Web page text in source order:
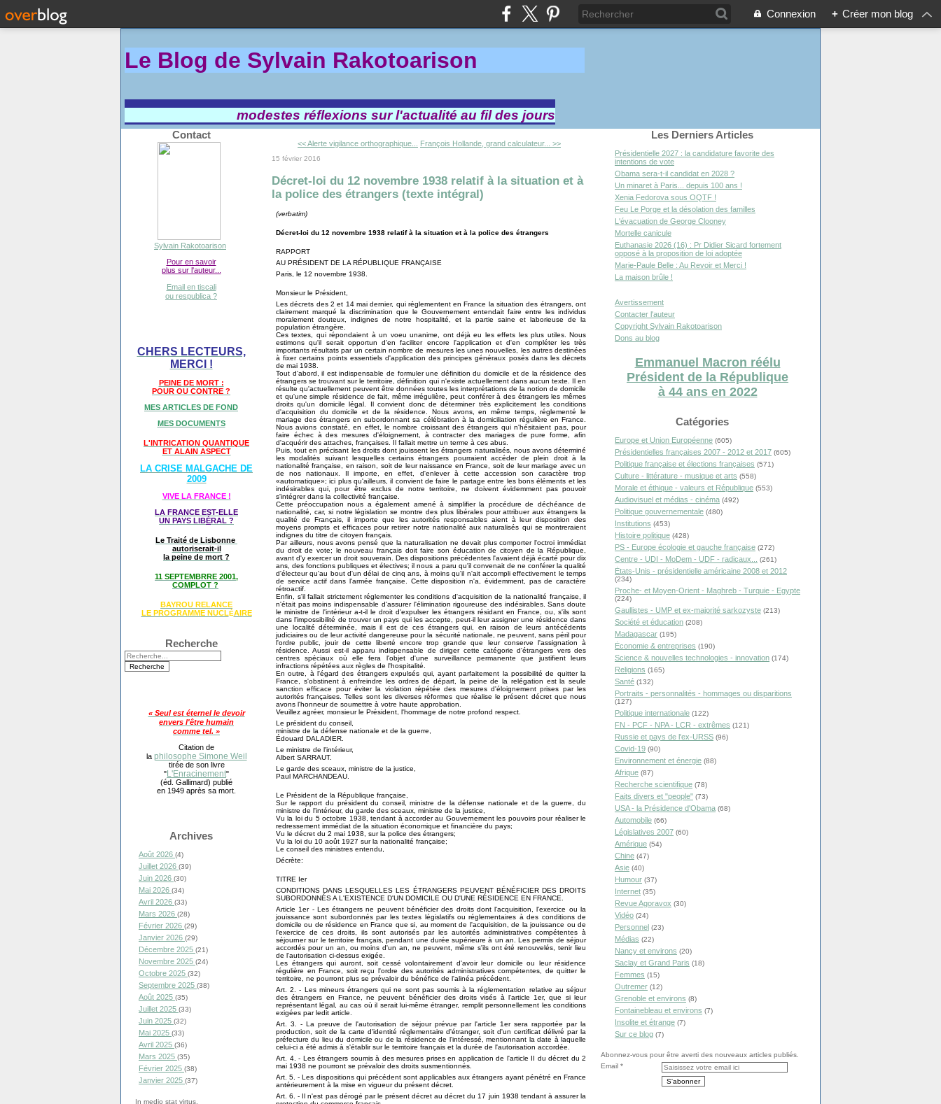
Connexion + Créer mon blog
Le Blog de Sylvain Rakotoarison
modestes réflexions sur l'actualité au fil des jours
Contact
Sylvain Rakotoarison
Pour en savoir
plus sur l'auteur...
Email en tiscali
ou respublica ?
CHERS LECTEURS,
MERCI !
PEINE DE MORT :
POUR OU CONTRE ?
MES ARTICLES DE FOND
MES DOCUMENTS
L'INTRICATION QUANTIQUE
ET ALAIN ASPECT
LA CRISE MALGACHE DE
2009
VIVE LA FRANCE !
LA FRANCE EST-ELLE
UN PAYS LIBÉRAL ?
Le Traité de Lisbonne
autoriserait-il
la peine de mort ?
11 SEPTEMBRRE 2001,
COMPLOT ?
BAYROU RELANCE
LE PROGRAMME NUCLÉAIRE
Recherche
« Seul est éternel le devoir
envers l'être humain
comme tel. »
Citation de
la philosophe Simone Weil
tirée de son livre
"L'Enracinement"
(éd. Gallimard) publié
en 1949 après sa mort.
Archives
Août 2026 (4)
Juillet 2026 (39)
Juin 2026 (30)
Mai 2026 (34)
Avril 2026 (33)
Mars 2026 (28)
Février 2026 (29)
Janvier 2026 (29)
Décembre 2025 (21)
Novembre 2025 (24)
Octobre 2025 (32)
Septembre 2025 (38)
Août 2025 (35)
Juillet 2025 (33)
Juin 2025 (32)
Mai 2025 (33)
Avril 2025 (36)
Mars 2025 (35)
Février 2025 (38)
Janvier 2025 (37)
In medio stat virtus.
<< Alerte vigilance orthographique... François Hollande, grand calculateur... >>
15 février 2016
Décret-loi du 12 novembre 1938 relatif à la situation et à
la police des étrangers (texte intégral)
(verbatim)
Décret-loi du 12 novembre 1938 relatif à la situation et à la police des étrangers
RAPPORT
AU PRÉSIDENT DE LA RÉPUBLIQUE FRANÇAISE
Paris, le 12 novembre 1938.
Monsieur le Président,
Les décrets des 2 et 14 mai dernier, qui réglementent en France la situation des étrangers, ont
clairement marqué la discrimination que le Gouvernement entendait faire entre les individus
moralement douteux, indignes de notre hospita­lité, et la partie saine et laborieuse de la
population étrangère.
Ces textes, qui répondaient à un voeu unanime, ont déjà eu les effets les plus utiles. Nous
estimons qu'il serait opportun d'en faciliter encore l'application et d'en compléter les très
importants résultats par un certain nombre de mesures les unes nouvelles, les autres destinées
à fixer certains points essentiels d'application des principes généraux posés dans les décrets
de mai 1938.
Tout d'abord, il est indispensable de formuler une définition du domicile et de la résidence des
étrangers se trouvant sur le territoire, définition qui n'existe actuellement dans aucun texte. Il en
résulte qu'actuellement peuvent être données toutes les interprétations de la notion de domicile
et qu'une simple résidence de fait, même irrégulière, peut conférer à des étrangers les mêmes
droits qu'un domicile légal. Il convient donc de déterminer très explicitement les conditions
d'acquisition du domicile et de la résidence. Nous avons, en même temps, réglementé le
mariage des étrangers en subordonnant sa célébration à la domiciliation régulière en France.
Nous avions constaté, en effet, le nombre croissant des étrangers qui n'hésitaient pas, pour
faire échec à des mesures d'éloignement, à contracter des mariages de pure forme, afin
d'acquérir des attaches, françaises. Il fallait mettre un terme à ces abus.
Puis, tout en précisant les droits dont jouissent les étrangers naturalisés, nous avons déterminé
les modalités suivant lesquelles certains étrangers pourraient accéder de plein droit à la
nationalité française, en raison, soit de leur naissance en France, soit de leur mariage avec un
de nos nationaux. Il importe, en effet, d'enlever à cette accession son caractère trop
«automatique»; ici plus qu'ailleurs, il convient de faire le partage entre les bons éléments et les
indésirables qui, pour être exclus de notre territoire, ne doivent évidemment pas pouvoir
s'intégrer dans la collecti­vité française.
Cette préoccupation nous a également amené à simplifier la procédure de déchéance de
nationalité, car, si notre législation se montre des plus libérales pour attribuer aux étrangers la
qualité de Français, il importe que les autorités responsables aient à leur disposition des
moyens prompts et efficaces pour retirer notre nationalité aux naturalisés qui se montreraient
indignes du titre de citoyen français.
Par ailleurs, nous avons pensé que la naturalisation ne devait plus comporter l'octroi immédiat
du droit de vote; le nouveau français doit faire son éducation de citoyen de la République,
avant d'y exercer un droit souverain. Des dispositions précédentes l'avaient déjà écarté pour dix
ans, des fonctions publiques et électives; il nous a paru qu'il convenait de ne conférer la qualité
d'électeur qu'au bout d'un délai de cinq ans, à moins qu'il n'ait accompli effectivement le temps
de service actif dans l'armée française. Cette disposition n'a, évidemment, pas de caractère
rétroactif.
Enfin, s'il fallait strictement réglementer les conditions d'acquisition de la nationalité française, il
n'était pas moins indispensable d'assurer l'élimination rigoureuse des indésirables. Sans doute
le ministre de l'intérieur a-t-il le droit d'expulser les étrangers résidant en France, ou, s'ils sont
dans l'impossibilité de trouver un pays qui les accepte, peut­-il leur assigner une résidence dans
une localité déterminée, mais il est de ces étrangers qui, en raison de leurs antécédents
judiciaires ou de leur activité dangereuse pour la sécurité nationale, ne peuvent, sans péril pour
l'ordre public, jouir de cette liberté encore trop grande que leur conserve l'assignation à
résidence. Aussi est-il apparu indispensable de diriger cette catégorie d'étrangers vers des
centres spéciaux où elle fera l'objet d'une surveillance permanente que justifient leurs
infractions répétées aux règles de l'hospitalité.
En outre, à l'égard des étrangers expulsés qui, ayant parfaitement la possibilité de quitter la
France, s'obstinent à enfreindre les ordres de départ, la peine de la relégation est la seule
sanction efficace pour éviter la violation répétée des mesures d'éloignement prises par les
autorités françaises. Telles sont les diverses réformes que réalise le présent décret que nous
avons l'honneur de soumettre à votre haute approbation.
Veuillez agréer, monsieur le Président, l'hommage de notre profond respect.
Le président du conseil,
ministre de la défense nationale et de la guerre,
Édouard DALADIER.
Le ministre de l'intérieur,
Albert SARRAUT.
Le garde des sceaux, ministre de la justice,
Paul MARCHANDEAU.
Le Président de la République française,
Sur le rapport du président du conseil, ministre de la défense nationale et de la guerre, du
ministre de l'intérieur, du garde des sceaux, ministre de la justice,
Vu la loi du 5 octobre 1938, tendant à accorder au Gouvernement les pouvoirs pour réaliser le
redressement immédiat de la situation économique et financière du pays;
Vu le décret du 2 mai 1938, sur la police des étrangers;
Vu la loi du 10 août 1927 sur la nationalité française;
Le conseil des ministres entendu,
Décrète:
TITRE Ier
CONDITIONS DANS LESQUELLES LES ÉTRANGERS PEUVENT BÉNÉFICIER DES DROITS
SUBORDONNÉS A L'EXISTENCE D'UN DOMICILE OU D'UNE RÉSIDENCE EN FRANCE.
Article 1er - Les étrangers ne peuvent bénéficier des droits dont l'acquisition, l'exercice ou la
jouissance sont subordonnés par les textes législatifs ou réglementaires à des conditions de
domicile ou de résidence en France que si, au moment de l'acquisition, de la jouissance ou de
l'exercice de ces droits, ils sont autorisés par les autorités administratives compétentes à
séjourner sur le territoire français, pendant une durée supérieure à un an. Les permis de séjour
accordés pour un an, ou moins d'un an, ne peuvent, même s'ils ont été renouvelés, tenir lieu
de l'autorisation ci-dessus exigée.
Les étrangers qui auront, soit cessé volontairement d'avoir leur domicile ou leur résidence
régulière en France, soit reçu l'ordre des autorités administratives compétentes, de quitter le
territoire, ne pourront plus se prévaloir du bénéfice de l'alinéa précédent.
Art. 2. - Les mineurs étrangers qui ne sont pas soumis à la réglementation relative au séjour
des étrangers en France, ne peuvent bénéficier des droits visés à l'article 1er, que si leur
représentant légal, au cas où il serait lui-même étranger, remplit personnellement les conditions
exigées par ledit article.
Art. 3. - La preuve de l'autorisation de séjour prévue par l'article 1er sera rapportée par la
production, soit de la carte d'identité réglementaire d'étranger, soit d'un certificat délivré par la
préfecture du lieu du domicile ou de la résidence de l'intéressé, mentionnant la date à laquelle
celui­-ci a été admis à s'établir sur le territoire français et la durée de l'autorisation accordée.
Art. 4. - Les étrangers soumis à des mesures prises en application de l'article II du décret du 2
mai 1938 ne pourront se prévaloir des droits susmentionnés.
Art. 5. - Les dispositions qui précédent sont applicables aux étrangers ayant pénétré en France
antérieurement à la mise en vigueur du présent décret.
Art. 6. - Il n'est pas dérogé par le présent décret au décret du 17 juin 1938 tendant à assurer la
Les Derniers Articles
Présidentielle 2027 : la candidature favorite des
intentions de vote
Obama sera-t-il candidat en 2028 ?
Un minaret à Paris... depuis 100 ans !
Xenia Fedorova sous OQTF !
Feu Le Porge et la désolation des familles
L'évacuation de George Clooney
Mortelle canicule
Euthanasie 2026 (16) : Pr Didier Sicard fortement
opposé à la proposition de loi adoptée
Marie-Paule Belle : Au Revoir et Merci !
La maison brûle !
Avertissement
Contacter l'auteur
Copyright Sylvain Rakotoarison
Dons au blog
Emmanuel Macron réélu
Président de la République
à 44 ans en 2022
Catégories
Europe et Union Européenne (605)
Présidentielles françaises 2007 - 2012 et 2017 (605)
Politique française et élections françaises (571)
Culture - littérature - musique et arts (558)
Morale et éthique - valeurs et République (553)
Audiovisuel et médias - cinéma (492)
Politique gouvernementale (480)
Institutions (453)
Histoire politique (428)
PS - Europe écologie et gauche française (272)
Centre - UDI - MoDem - UDF - radicaux... (261)
États-Unis - présidentielle américaine 2008 et 2012
(234)
Proche- et Moyen-Orient - Maghreb - Turquie - Egypte
(224)
Gaullistes - UMP et ex-majorité sarkozyste (213)
Société et éducation (208)
Madagascar (195)
Économie & entreprises (190)
Science & nouvelles technologies - innovation (174)
Religions (165)
Santé (132)
Portraits - personnalités - hommages ou disparitions
(127)
Politique internationale (122)
FN - PCF - NPA - LCR - extrêmes (121)
Russie et pays de l'ex-URSS (96)
Covid-19 (90)
Environnement et énergie (88)
Afrique (87)
Recherche scientifique (78)
Faits divers et "people" (73)
USA - la Présidence d'Obama (68)
Automobile (66)
Législatives 2007 (60)
Amérique (54)
Chine (47)
Asie (40)
Humour (37)
Internet (35)
Revue Agoravox (30)
Vidéo (24)
Personnel (23)
Médias (22)
Nancy et environs (20)
Saclay et Grand Paris (18)
Femmes (15)
Outremer (12)
Grenoble et environs (8)
Fontainebleau et environs (7)
Insolite et étrange (7)
Sur ce blog (7)
Abonnez-vous pour être averti des nouveaux articles publiés.
Email